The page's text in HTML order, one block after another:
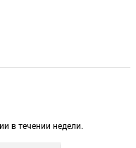
в течении недели.